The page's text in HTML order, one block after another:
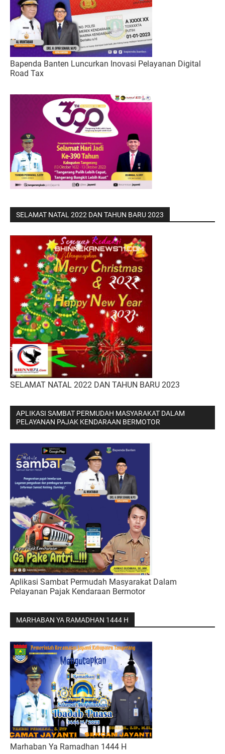
Bapenda Banten Luncurkan Inovasi Pelayanan Digital
Road Tax
SELAMAT NATAL 2022 DAN TAHUN BARU 2023
SELAMAT NATAL 2022 DAN TAHUN BARU 2023
APLIKASI SAMBAT PERMUDAH MASYARAKAT DALAM
PELAYANAN PAJAK KENDARAAN BERMOTOR
Aplikasi Sambat Permudah Masyarakat Dalam
Pelayanan Pajak Kendaraan Bermotor
MARHABAN YA RAMADHAN 1444 H
Marhaban Ya Ramadhan 1444 H